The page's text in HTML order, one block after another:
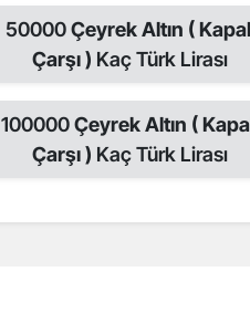
50000Çeyrek Altın (
Çarşı ) Kaç Türk Lirası
100000Çeyrek Altın (
Çarşı ) Kaç Türk Lirası